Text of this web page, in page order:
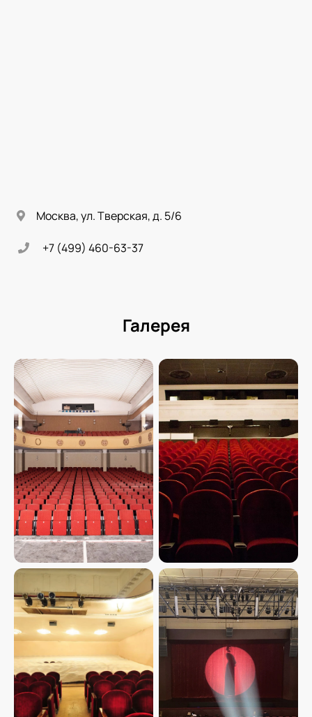
Москва, ул. Тверская, д. 5/6
+7 (499) 460-63-37
Галерея